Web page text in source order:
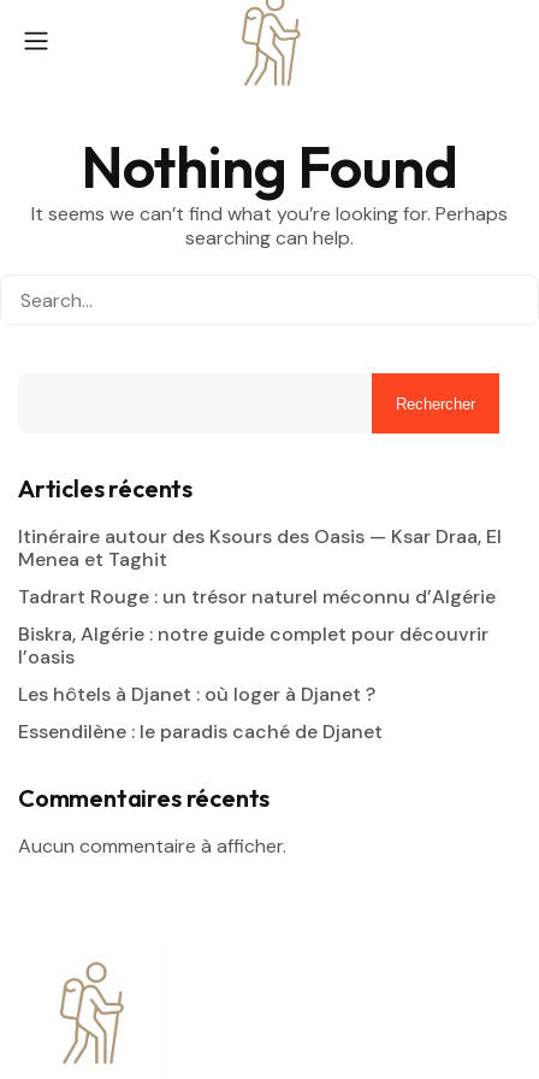
Nothing Found
It seems we can’t find what you’re looking for. Perhaps
searching can help.
Rechercher
Articles récents
Itinéraire autour des Ksours des Oasis — Ksar Draa, El
Menea et Taghit
Tadrart Rouge : un trésor naturel méconnu d’Algérie
Biskra, Algérie : notre guide complet pour découvrir
l’oasis
Les hôtels à Djanet : où loger à Djanet ?
Essendilène : le paradis caché de Djanet
Commentaires récents
Aucun commentaire à afficher.